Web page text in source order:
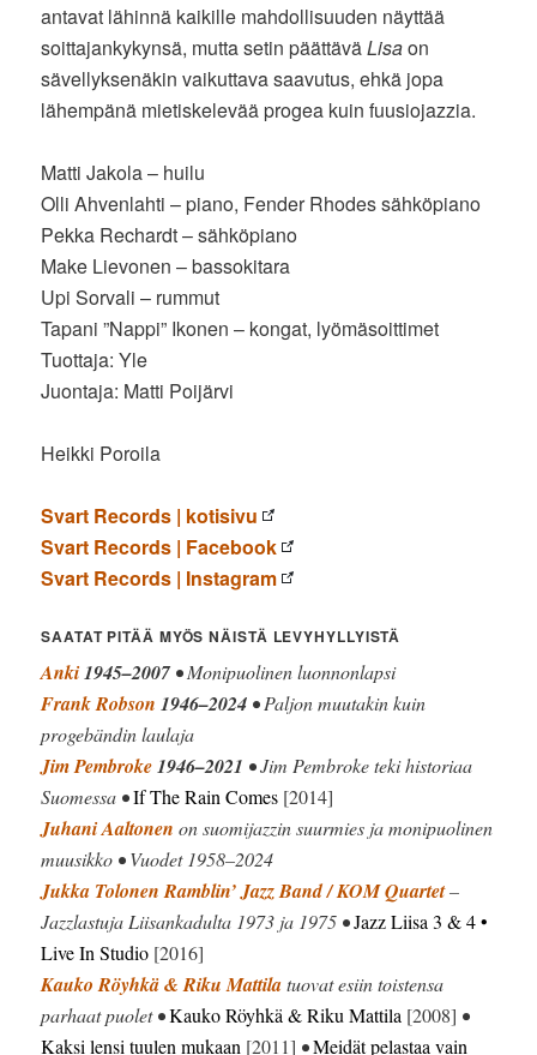
antavat lähinnä kaikille mahdollisuuden näyttää
soittajankykynsä, mutta setin päättäväLisaon
sävellyksenäkin vaikuttava saavutus, ehkä jopa
lähempänä mietiskelevää progea kuin fuusiojazzia.
Matti Jakola – huilu
Olli Ahvenlahti – piano, Fender Rhodes sähköpiano
Pekka Rechardt – sähköpiano
Make Lievonen – bassokitara
Upi Sorvali – rummut
Tapani ”Nappi” Ikonen – kongat, lyömäsoittimet
Tuottaja: Yle
Juontaja: Matti Poijärvi
Heikki Poroila
Svart Records | kotisivu
Svart Records | Facebook
Svart Records | Instagram
SAATAT PITÄÄ MYÖS NÄISTÄ LEVYHYLLYISTÄ
Anki1945–2007• Monipuolinen luonnonlapsi
Frank Robson 1946–2024 • Paljon muutakin kuin
progebändin laulaja
Jim Pembroke1946–2021 • Jim Pembroke teki historiaa
Suomessa •If The Rain Comes [2014]
Juhani Aaltonen on suomijazzin suurmies ja monipuolinen
muusikko • Vuodet 1958–2024
Jukka Tolonen Ramblin’ Jazz Band / KOM Quartet–
Jazzlastuja Liisankadulta 1973 ja 1975 •Jazz Liisa 3 & 4 •
Live In Studio [2016]
Kauko Röyhkä & Riku Mattilatuovat esiin toistensa
parhaat puolet •Kauko Röyhkä & Riku Mattila [2008] •
Kaksi lensi tuulen mukaan [2011] •Meidät pelastaa vain